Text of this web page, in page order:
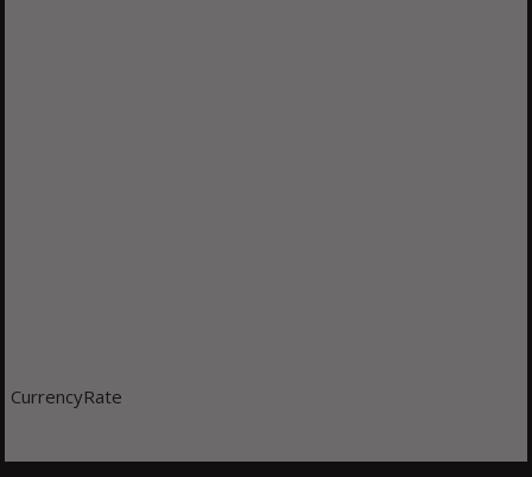
CurrencyRate